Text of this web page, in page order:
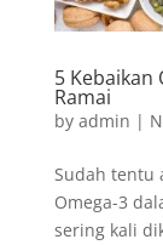
5 Kebaikan
Ramai
by admin |
Sudah tentu
Omega-3
sering kali